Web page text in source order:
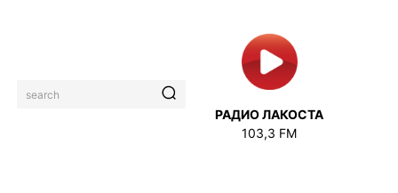
search
РАДИО ЛАКОСТА
103,3 FM